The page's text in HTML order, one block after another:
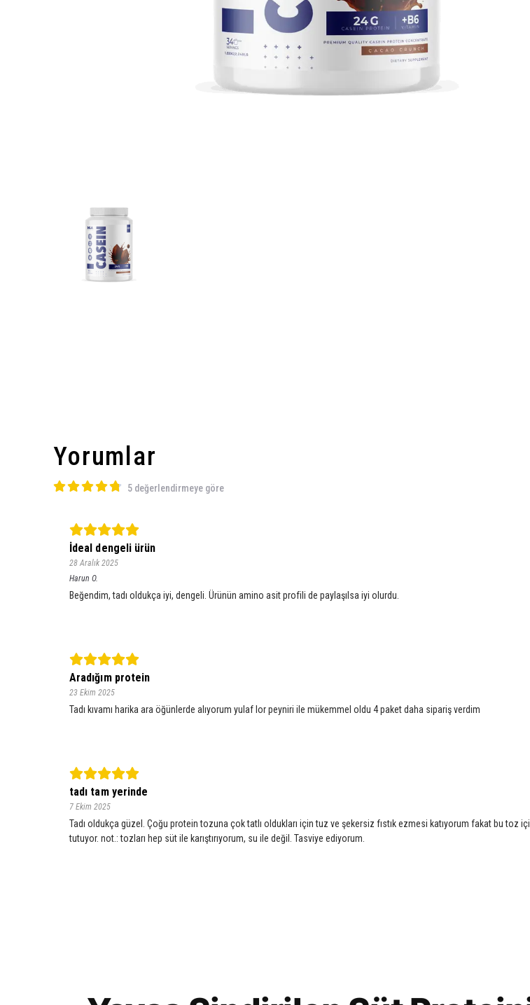
Yorumlar
5 değerlendirmeye göre
İdeal dengeli ürün
28 Aralık 2025
Harun O.
Beğendim, tadı oldukça iyi, dengeli. Ürünün amino asit profili de paylaşılsa iyi olurdu.
Aradığım protein
23 Ekim 2025
Tadı kıvamı harika ara öğünlerde alıyorum yulaf lor peyniri ile mükemmel oldu 4 paket daha sipariş verdim
tadı tam yerinde
7 Ekim 2025
Tadı oldukça güzel. Çoğu protein tozuna çok tatlı oldukları için tuz ve şekersiz fıstık ezmesi katıyorum fakat bu toz
tutuyor. not.: tozları hep süt ile karıştırıyorum, su ile değil. Tasviye ediyorum.